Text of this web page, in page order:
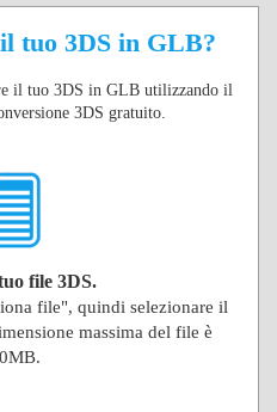
tuo 3DS in GLB?
il tuo 3DS in GLB utilizzando il
3DS gratuito.
file 3DS.
file", quindi selezionare il
massima del file è